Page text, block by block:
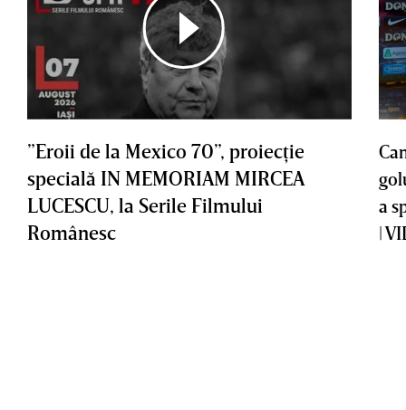
”Eroii de la Mexico 70”, proiecţie
specială IN MEMORIAM MIRCEA
LUCESCU, la Serile Filmului
Românesc
a
|